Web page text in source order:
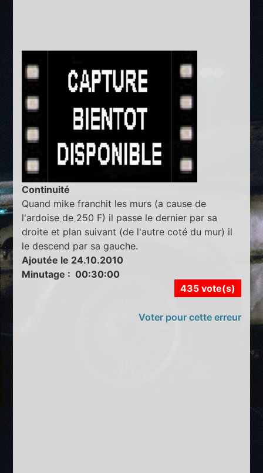
Continuité
Quand mike franchit les murs (a cause de
l'ardoise de 250 F) il passe le dernier par sa
droite et plan suivant (de l'autre coté du mur) il
le descend par sa gauche.
Ajoutée le 24.10.2010
Minutage : 00:30:00
435 vote(s)
Voter pour cette erreur